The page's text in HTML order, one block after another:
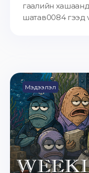
гаалийн
шатав0084 гээд
Мэдээлэл